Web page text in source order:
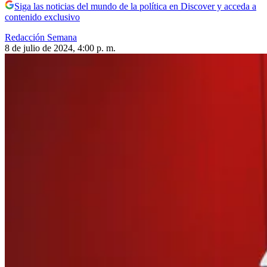
Siga las noticias del mundo de la política en Discover y acceda a
contenido exclusivo
Redacción Semana
8 de julio de 2024, 4:00 p. m.